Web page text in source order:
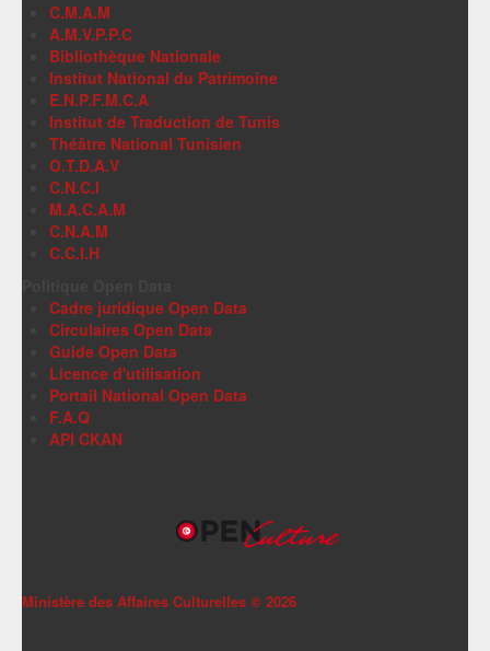
C.M.A.M
A.M.V.P.P.C
Bibliothèque Nationale
Institut National du Patrimoine
E.N.P.F.M.C.A
Institut de Traduction de Tunis
Théâtre National Tunisien
O.T.D.A.V
C.N.C.I
M.A.C.A.M
C.N.A.M
C.C.I.H
Cadre juridique Open Data
Circulaires Open Data
Guide Open Data
Licence d'utilisation
Portail National Open Data
F.A.Q
API CKAN
Ministère des Affaires Culturelles © 2026